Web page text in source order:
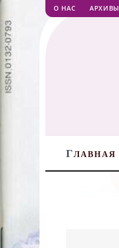
О НАС АРХИВЫ
ГЛАВНАЯ